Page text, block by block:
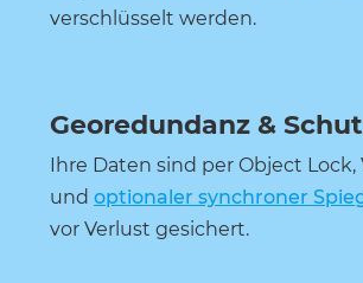
verschlüsselt werden.
Georedundanz &
Ihre Daten sind per Object
und optionaler synchroner
vor Verlust gesichert.